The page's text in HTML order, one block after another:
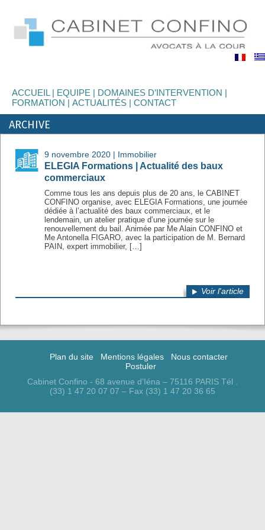
ACCUEIL EQUIPE
DOMAINES D’INTERVENTION
FORMATION
ACTUALITÉS CONTACT
ARCHIVE
9 novembre 2020 | Immobilier
ELEGIA Formations | Actualité des baux
commerciaux
Comme tous les ans depuis plus de 20 ans, le CABINET
CONFINO organise, avec ELEGIA Formations, une journée
dédiée à l’actualité des baux commerciaux, et le
lendemain, un atelier pratique d’une journée sur le
renouvellement du bail. Animée par Me Alain CONFINO et
Me Antonella FIGARO, avec la participation de M. Bernard
PAIN, expert immobilier, […]
Voir l'article
Plan du site Mentions légales
Nous contacter
Postuler
Cabinet Confino - 68 avenue d’Iéna – 75116 PARIS Tél .
(33) 1 47 20 07 07 – Fax (33) 1 47 20 36 65